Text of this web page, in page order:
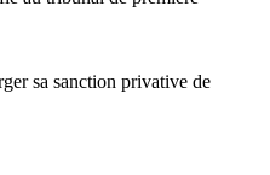
sa sanction privative de